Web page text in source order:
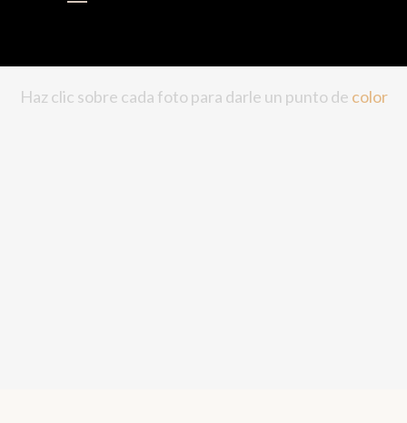
Haz clic sobre cada foto para darle un punto de color